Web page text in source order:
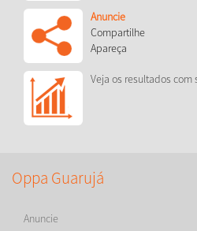
Anuncie
Compartilhe
Apareça
Veja os resultados com
Oppa Guarujá
Anuncie